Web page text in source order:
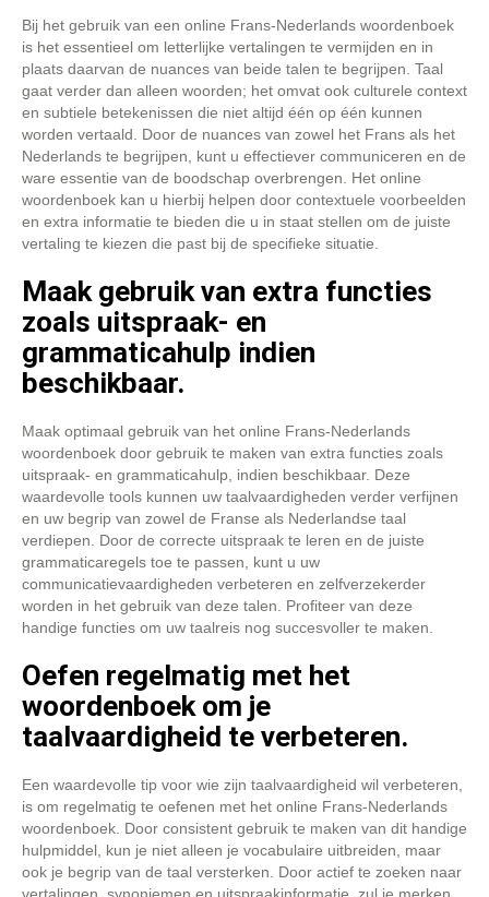
Bij het gebruik van een online Frans-Nederlands woordenboek
is het essentieel om letterlijke vertalingen te vermijden en in
plaats daarvan de nuances van beide talen te begrijpen. Taal
gaat verder dan alleen woorden; het omvat ook culturele context
en subtiele betekenissen die niet altijd één op één kunnen
worden vertaald. Door de nuances van zowel het Frans als het
Nederlands te begrijpen, kunt u effectiever communiceren en de
ware essentie van de boodschap overbrengen. Het online
woordenboek kan u hierbij helpen door contextuele voorbeelden
en extra informatie te bieden die u in staat stellen om de juiste
vertaling te kiezen die past bij de specifieke situatie.
Maak gebruik van extra functies
zoals uitspraak- en
grammaticahulp indien
beschikbaar.
Maak optimaal gebruik van het online Frans-Nederlands
woordenboek door gebruik te maken van extra functies zoals
uitspraak- en grammaticahulp, indien beschikbaar. Deze
waardevolle tools kunnen uw taalvaardigheden verder verfijnen
en uw begrip van zowel de Franse als Nederlandse taal
verdiepen. Door de correcte uitspraak te leren en de juiste
grammaticaregels toe te passen, kunt u uw
communicatievaardigheden verbeteren en zelfverzekerder
worden in het gebruik van deze talen. Profiteer van deze
handige functies om uw taalreis nog succesvoller te maken.
Oefen regelmatig met het
woordenboek om je
taalvaardigheid te verbeteren.
Een waardevolle tip voor wie zijn taalvaardigheid wil verbeteren,
is om regelmatig te oefenen met het online Frans-Nederlands
woordenboek. Door consistent gebruik te maken van dit handige
hulpmiddel, kun je niet alleen je vocabulaire uitbreiden, maar
ook je begrip van de taal versterken. Door actief te zoeken naar